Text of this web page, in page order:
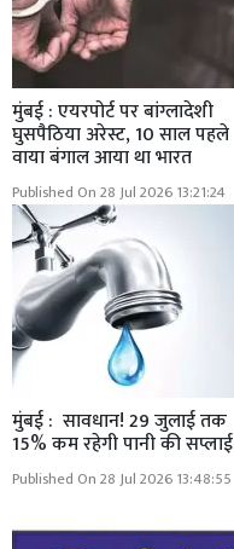
मुंबई : एयरपोर्ट पर बांग्लादेशी
घुसपैठिया अरेस्ट, 10 साल पहले
वाया बंगाल आया था भारत
Published On 28 Jul 2026 13:21:24
मुंबई : सावधान! 29 जुलाई तक
15% कम रहेगी पानी की सप्लाई
Published On 28 Jul 2026 13:48:55